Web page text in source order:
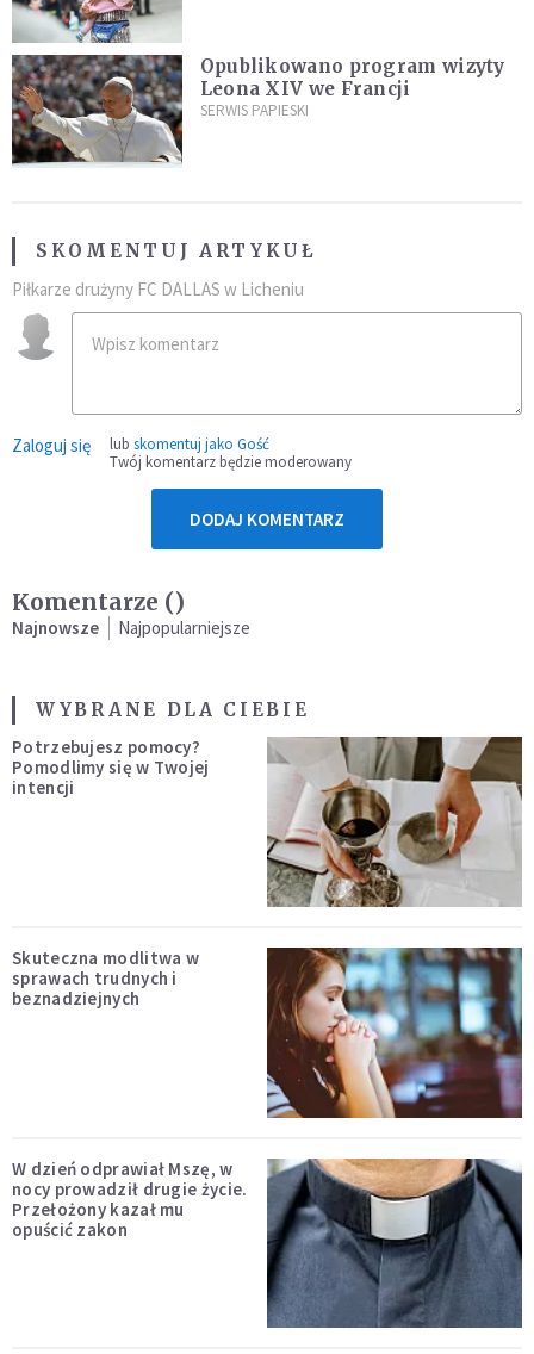
Opublikowano program wizyty
Leona XIV we Francji
SERWIS PAPIESKI
SKOMENTUJ ARTYKUŁ
Piłkarze drużyny FC DALLAS w Licheniu
Zaloguj się lub skomentuj jako Gość
Twój komentarz będzie moderowany
DODAJ KOMENTARZ
Komentarze ()
Najnowsze Najpopularniejsze
WYBRANE DLA CIEBIE
Potrzebujesz pomocy?
Pomodlimy się w Twojej
intencji
Skuteczna modlitwa w
sprawach trudnych i
beznadziejnych
W dzień odprawiał Mszę, w
nocy prowadził drugie życie.
Przełożony kazał mu
opuścić zakon